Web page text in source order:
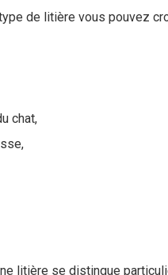
de litière vous pouvez
chat,
litière se distingue